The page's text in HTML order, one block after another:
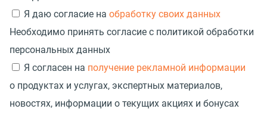
Я даю согласие на обработку своих данных
Необходимо принять согласие с политикой обработки
персональных данных
Я согласен на получение рекламной информации
о продуктах и услугах, экспертных материалов,
новостях, информации о текущих акциях и бонусах